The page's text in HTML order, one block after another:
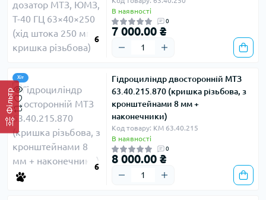
Фільтр
6
В наявності
0
7 000.00 ₴
Хіт
6
Гідроциліндр двосторонній МТЗ
63.40.215.870 (кришка різьбова, з
кронштейнами 8 мм +
наконечники)
Код товару: КМ 63.40.215
В наявності
0
8 000.00 ₴